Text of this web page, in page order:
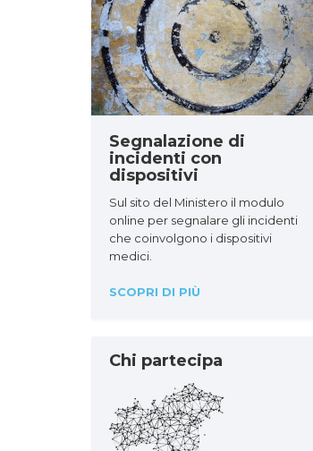
Segnalazione di
incidenti con
dispositivi
Sul sito del Ministero il modulo
online per segnalare gli incidenti
che coinvolgono i dispositivi
medici.
SCOPRI DI PIÙ
Chi partecipa